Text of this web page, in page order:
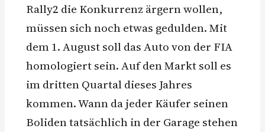
Rally2 die Konkurrenz ärgern wollen,
müssen sich noch etwas gedulden. Mit
dem 1. August soll das Auto von der FIA
homologiert sein. Auf den Markt soll es
im dritten Quartal dieses Jahres
kommen. Wann da jeder Käufer seinen
Boliden tatsächlich in der Garage stehen